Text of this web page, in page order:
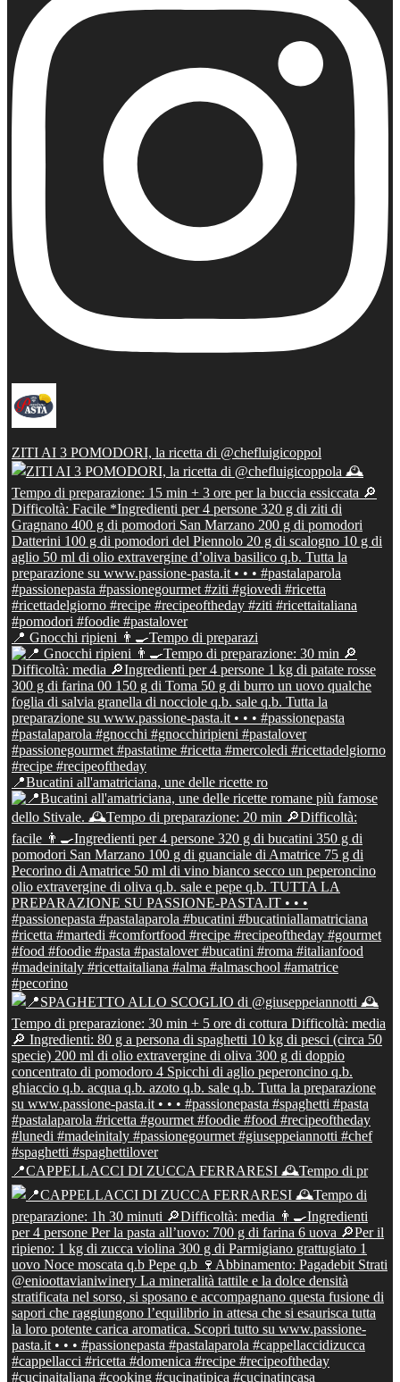
ZITI AI 3 POMODORI, la ricetta di @chefluigicoppol
📍 Gnocchi ripieni 👨‍🍳Tempo di preparazi
📍Bucatini all'amatriciana, une delle ricette ro
📍CAPPELLACCI DI ZUCCA FERRARESI 🕰Tempo di pr